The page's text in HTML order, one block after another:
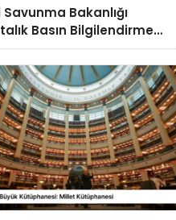
Savunma Bakanlığı
Basın Bilgilendirme